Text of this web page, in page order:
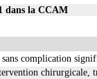
dans la CCAM
sans complication
chirurgicale,